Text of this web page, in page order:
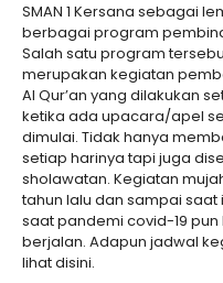
SMAN 1 Kersana sebagai
berbagai program
Salah satu program
merupakan kegiatan
Al Qur’an yang dilakukan
ketika ada upacara/apel
dimulai. Tidak hanya
setiap harinya tapi juga
sholawatan. Kegiatan
tahun lalu dan sampai
saat pandemi covid-19
berjalan. Adapun jadwal
lihat disini.